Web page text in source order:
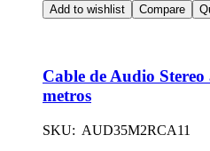
Add to wishlist Compare
Cable de Audio
metros
SKU: AUD35M2RCA11